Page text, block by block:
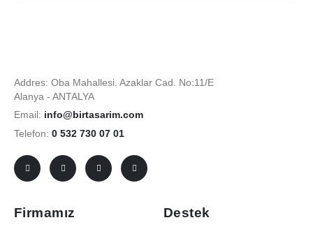
Addres: Oba Mahallesi. Azaklar Cad. No:11/E
Alanya - ANTALYA
Email: info@birtasarim.com
Telefon: 0 532 730 07 01
Firmamız Destek